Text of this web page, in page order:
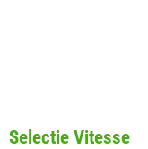
Selectie Vitesse